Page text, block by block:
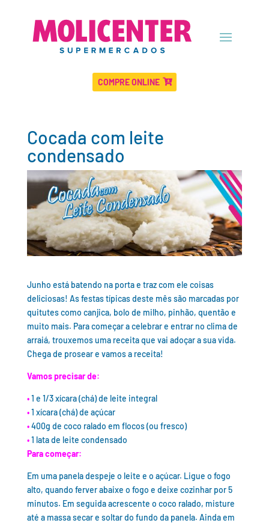
COMPRE ONLINE
Cocada com leite
condensado
Junho está batendo na porta e traz com ele coisas
deliciosas! As festas típicas deste mês são marcadas por
quitutes como canjica, bolo de milho, pinhão, quentão e
muito mais. Para começar a celebrar e entrar no clima de
arraiá, trouxemos uma receita que vai adoçar a sua vida.
Chega de prosear e vamos a receita!
Vamos precisar de:
•1 e 1/3 xícara (chá) de leite integral
•1 xícara (chá) de açúcar
•400g de coco ralado em flocos (ou fresco)
•1 lata de leite condensado
Para começar:
Em uma panela despeje o leite e o açúcar. Ligue o fogo
alto, quando ferver abaixe o fogo e deixe cozinhar por 5
minutos. Em seguida acrescente o coco ralado, misture
até a massa secar e soltar do fundo da panela. Ainda em